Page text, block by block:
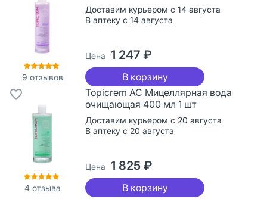
9 отзывов
Доставим курьером с 14 августа
В аптеку с 14 августа
Цена 1 247 ₽
В корзину
4отзыва
Topicrem AC Мицеллярная вода
очищающая 400 мл 1 шт
Доставим курьером с 20 августа
В аптеку с 20 августа
Цена 1 825 ₽
В корзину